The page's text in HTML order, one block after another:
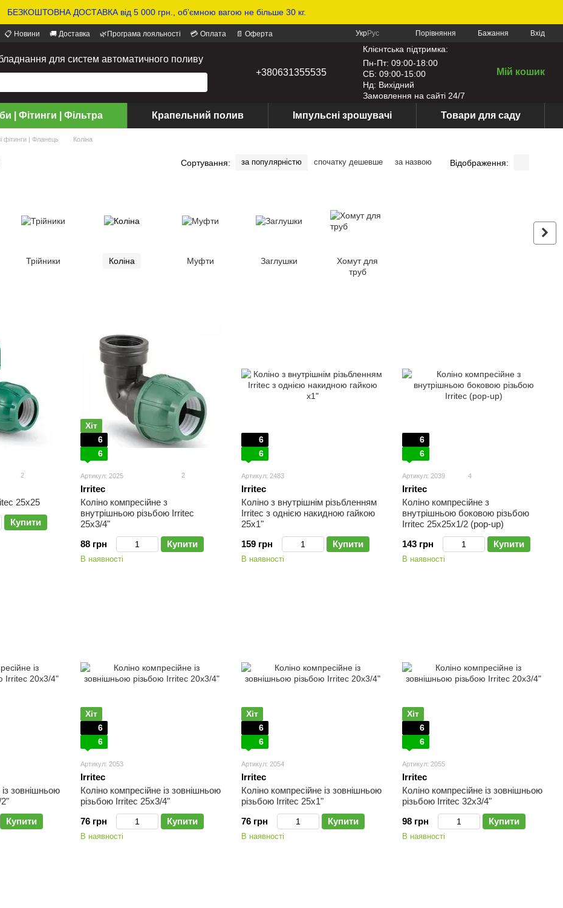
БЕЗКОШТОВНА ДОСТАВКА від 5 000 грн., обʼємною вагою не більше 30 кг.
📋 Новини 🚚 Доставка 🌿Програма лояльності 💳 Оплата
📄 Оферта
УкрРус Порівняння Бажання Вхід
для систем автоматичного поливу
+380631355535
Клієнтська підтримка:
Пн-Пт: 09:00-18:00
СБ: 09:00-15:00
Нд: Вихідний
Замовлення на сайті 24/7
Мій кошик
| Фітинги | Фільтра Крапельний полив Імпульсні зрошувачі Товари для саду
фітинги | Фланець Коліна
Сортування: за популярністю спочатку дешевше за назвою Відображення:
Трійники Коліна Муфти Заглушки
Хомут для
труб
2
25х25
Купити
Хіт
6
6
Артикул: 2025 2
Irritec
Коліно компресійне з
внутрішньою різьбою Irritec
25х3/4"
88 грн
Купити
В наявності
6
6
Артикул: 2483
Irritec
Коліно з внутрішнім різьбленням
Irritec з однією накидною гайкою
25х1"
159 грн
Купити
В наявності
6
6
Артикул: 2039 4
Irritec
Коліно компресійне з
внутрішньою боковою різьбою
Irritec 25х25х1/2 (рор-up)
143 грн
Купити
В наявності
зовнішньою
Купити
Хіт
6
6
Артикул: 2053
Irritec
Коліно компресійне із зовнішньою
різьбою Irritec 25х3/4"
76 грн
Купити
В наявності
Хіт
6
6
Артикул: 2054
Irritec
Коліно компресійне із зовнішньою
різьбою Irritec 25х1"
76 грн
Купити
В наявності
Хіт
6
6
Артикул: 2055
Irritec
Коліно компресійне із зовнішньою
різьбою Irritec 32х3/4"
98 грн
Купити
В наявності